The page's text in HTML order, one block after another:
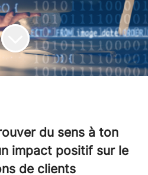
du sens à ton
impact positif sur le
de clients